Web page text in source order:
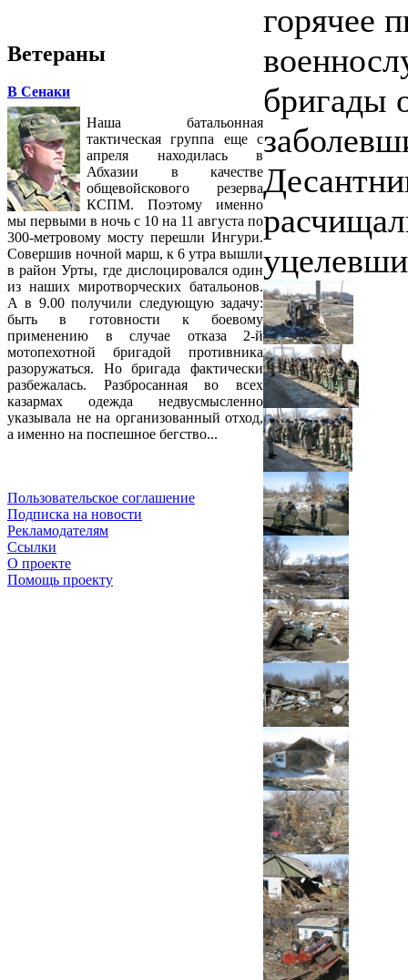
Ветераны
В Сенаки
Наша батальонная
тактическая группа еще с
апреля находилась в
Абхазии в качестве
общевойскового резерва
КСПМ. Поэтому именно
мы первыми в ночь с 10 на 11 августа по
300-метровому мосту перешли Ингури.
Совершив ночной марш, к 6 утра вышли
в район Урты, где дислоцировался один
из наших миротворческих батальонов.
А в 9.00 получили следующую задачу:
быть в готовности к боевому
применению в случае отказа 2-й
мотопехотной бригадой противника
разоружаться. Но бригада фактически
разбежалась. Разбросанная во всех
казармах одежда недвусмысленно
указывала не на организованный отход,
а именно на поспешное бегство...
Пользовательское соглашение
Подписка на новости
Рекламодателям
Ссылки
О проекте
Помощь проекту
горячее
бригады